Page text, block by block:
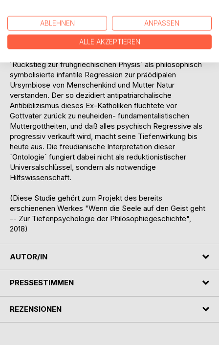
sondern seines Denkens und damit eine Motivdeutung der
Argumente seiner Anhänger und Verächter. Heideggers
vielberedete ´Kehre´ unter dem Eindruck politischer
´Rückstieg zur frühgriechischen Physis´ als philosophisch
symbolisierte infantile Regression zur präödipalen
Ursymbiose von Menschenkind und Mutter Natur
verstanden. Der so dezidiert antipatriarchalische
Antibiblizismus dieses Ex-Katholiken flüchtete vor
Gottvater zurück zu neuheiden- fundamentalistischen
Muttergottheiten, und daß alles psychisch Regressive als
progressiv verkauft wird, macht seine Tiefenwirkung bis
heute aus. Die freudianische Interpretation dieser
´Ontologie´ fungiert dabei nicht als reduktionistischer
Universalschlüssel, sondern als notwendige
Hilfswissenschaft.
(Diese Studie gehört zum Projekt des bereits
erschienenen Werkes "Wenn die Seele auf den Geist geht
-- Zur Tiefenpsychologie der Philosophiegeschichte",
2018)
AUTOR/IN
PRESSESTIMMEN
REZENSIONEN
ABLEHNEN ANPASSEN
ALLE AKZEPTIEREN